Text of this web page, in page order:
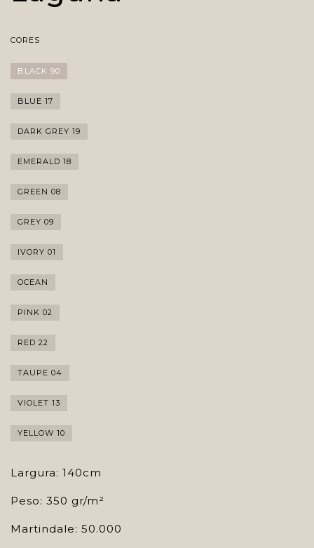
CORES
BLACK 90
BLUE 17
DARK GREY 19
EMERALD 18
GREEN 08
GREY 09
IVORY 01
OCEAN
PINK 02
RED 22
TAUPE 04
VIOLET 13
YELLOW 10
Largura: 140cm
Peso: 350 gr/m²
Martindale: 50.000